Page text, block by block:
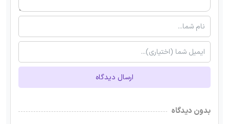
ارسال دیدگاه
بدون دیدگاه